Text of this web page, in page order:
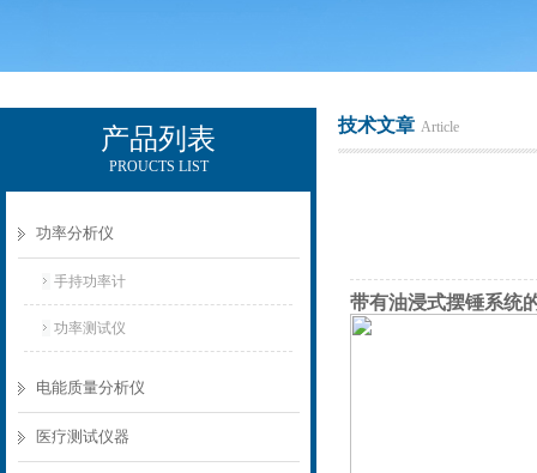
产品列表
PROUCTS LIST
功率分析仪
手持功率计
功率测试仪
电能质量分析仪
医疗测试仪器
技术文章 Article
带有油浸式摆锤系统